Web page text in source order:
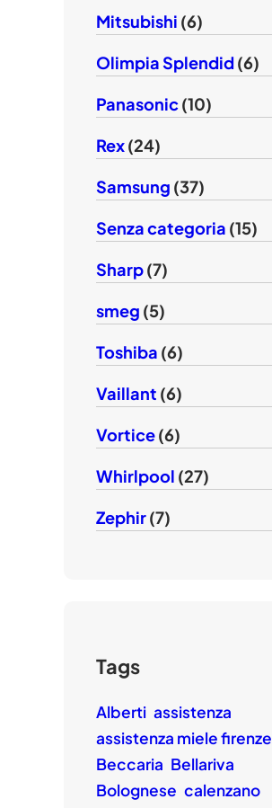
Mitsubishi (6)
Olimpia Splendid(6)
Panasonic(10)
Rex(24)
Samsung (37)
Senza categoria (15)
Sharp(7)
smeg (5)
Toshiba (6)
Vaillant (6)
Vortice(6)
Whirlpool (27)
Zephir(7)
Tags
Alberti assistenza
assistenza miele firenze
Beccaria Bellariva
Bolognese calenzano